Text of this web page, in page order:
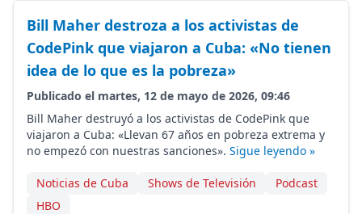
Bill Maher destroza a los activistas de
CodePink que viajaron a Cuba: «No tienen
idea de lo que es la pobreza»
Publicado el martes, 12 de mayo de 2026, 09:46
Bill Maher destruyó a los activistas de CodePink que
viajaron a Cuba: «Llevan 67 años en pobreza extrema y
no empezó con nuestras sanciones». Sigue leyendo »
Noticias de Cuba Shows de Televisión
Podcast
HBO